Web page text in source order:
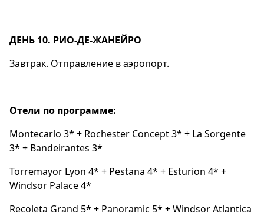
ДЕНЬ 10. РИО-ДЕ-ЖАНЕЙРО
Завтрак. Отправление в аэропорт.
Отели по программе:
Montecarlo 3* + Rochester Concept 3* + La Sorgente
3* + Bandeirantes 3*
Torremayor Lyon 4* + Pestana 4* + Esturion 4* +
Windsor Palace 4*
Recoleta Grand 5* + Panoramic 5* + Windsor Atlantica